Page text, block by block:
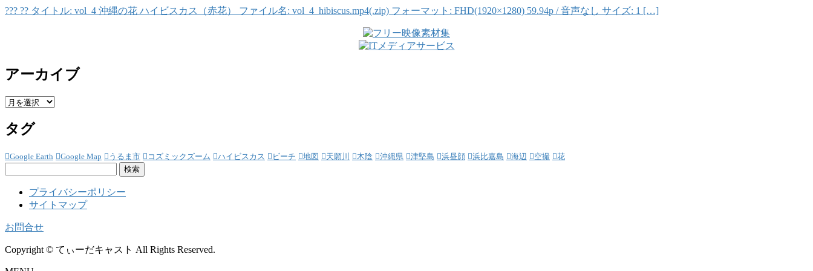
??? ?? タイトル: vol_4 沖縄の花 ハイビスカス（赤花） ファイル名: vol_4_hibiscus.mp4(.zip) フォーマット: FHD(1920×1280) 59.94p / 音声なし サイズ: 1 […]
アーカイブ
ア
カ
イ
ブ
タグ
Google Earth Google Map うるま市 コズミックズーム ハイビスカス ビーチ 地図 天願川 木陰 沖縄県 津堅島 浜昼顔 浜比嘉島 海辺 空撮 花
プライバシーポリシー
サイトマップ
お問合せ
Copyright © てぃーだキャスト All Rights Reserved.